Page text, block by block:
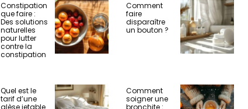
Constipation
que faire :
Des solutions
naturelles
pour lutter
contre la
constipation
Comment
faire
disparaître
un bouton ?
Quel est le
tarif d’une
Comment
soigner une